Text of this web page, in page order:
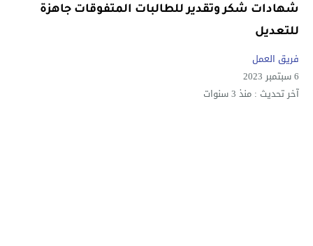
شهادات شكر وتقدير للطالبات المتفوقات جاهزة
للتعديل
فريق العمل
6 سبتمبر 2023
آخر تحديث : منذ 3 سنوات